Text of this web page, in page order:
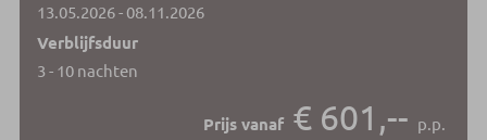
13.05.2026 - 08.11.2026
Verblijfsduur
3 - 10 nachten
Prijs vanaf € 601,-- p.p.